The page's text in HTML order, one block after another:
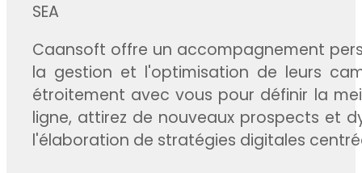
SEA
Caansoft offre un accompagnement
la gestion et l'optimisation de leurs
étroitement avec vous pour définir la
ligne, attirez de nouveaux prospects et
l'élaboration de stratégies digitales